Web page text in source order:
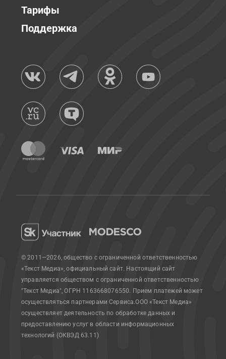
Тарифы
Поддержка
© 2011—2026, общество с ограниченной ответственностью
«Текст Медиа», официальный сайт. Настоящий сайт
управляется обществом с ограниченной ответственностью
"Текст Медиа", ОГРН 1163668076550. Прием платежей может
осуществляться партнерами Сервиса.ООО «Текст Медиа»
осуществляет деятельность по обработке данных и
предоставлению услуг в области информационных
технологий (ОКВЭД 63.11)